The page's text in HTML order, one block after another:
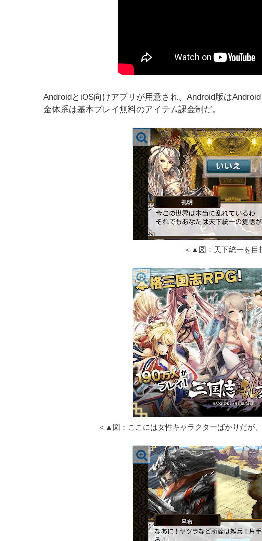
AndroidとiOS向けアプリが用意され、Android版は
金体系は基本プレイ無料のアイテム課金制だ。
＜▲図：天下統一を目
＜▲図：ここには女性キャラクターばかりだが